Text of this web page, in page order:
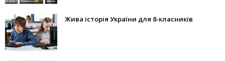
Жива історія України для 8-класників